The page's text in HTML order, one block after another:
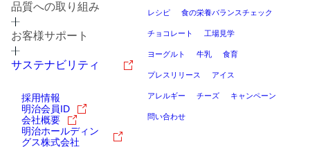
品質への取り組み
お客様サポート
サステナビリティ
採用情報
明治会員ID
会社概要
明治ホールディン
グス株式会社
レシピ 食の栄養バランスチェック
チョコレート 工場見学
ヨーグルト 牛乳 食育
プレスリリース アイス
アレルギー チーズ キャンペーン
問い合わせ